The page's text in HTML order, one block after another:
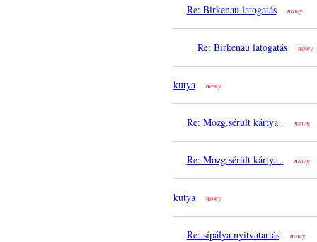
Re: Birkenau latogatás nowy
Re: Birkenau latogatás nowy
kutya nowy
Re: Mozg.sérült kártya . nowy
Re: Mozg.sérült kártya . nowy
kutya nowy
Re: sípálya nyitvatartás nowy